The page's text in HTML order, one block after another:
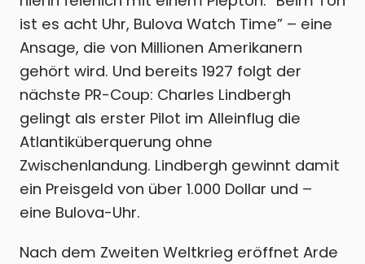
ist es acht Uhr, Bulova Watch Time” – eine
Ansage, die von Millionen Amerikanern
gehört wird. Und bereits 1927 folgt der
nächste PR-Coup: Charles Lindbergh
gelingt als erster Pilot im Alleinflug die
Atlantiküberquerung ohne
Zwischenlandung. Lindbergh gewinnt damit
ein Preisgeld von über 1.000 Dollar und –
eine Bulova-Uhr.
Nach dem Zweiten Weltkrieg eröffnet Arde